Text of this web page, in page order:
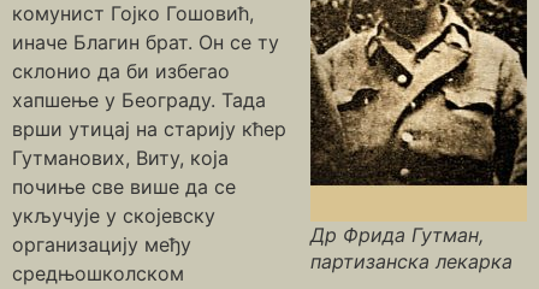
Др Фрида Гутман,
партизанска лекарка
комунист Гојко Гошовић,
иначе Благин брат. Он се ту
склонио да би избегао
хапшење у Београду. Тада
врши утицај на старију кћер
Гутманових, Виту, која
почиње све више да се
укључује у скојевску
организацију међу
средњошколском